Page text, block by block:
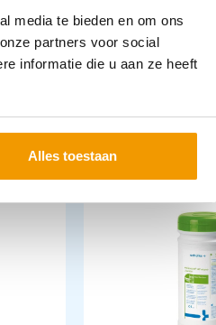
media te bieden en om ons
partners voor social
informatie die u aan ze heeft
Alles toestaan